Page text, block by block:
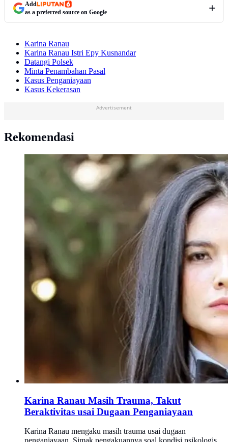
Add
as a preferred source on Google
Karina Ranau
Karina Ranau Istri Epy Kusnandar
Datangi Polsek
Minta Penambahan Pasal
Kasus Penganiayaan
Kasus Kekerasan
Advertisement
Rekomendasi
Karina Ranau Masih Trauma, Takut
Beraktivitas usai Dugaan Penganiayaan
Karina Ranau mengaku masih trauma usai dugaan